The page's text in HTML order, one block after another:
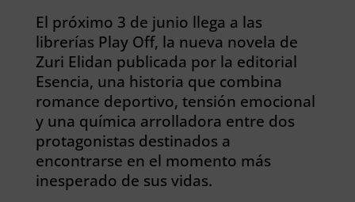
El próximo 3 de junio llega a las
librerías Play Off, la nueva novela de
Zuri Elidan publicada por la editorial
Esencia, una historia que combina
romance deportivo, tensión emocional
y una química arrolladora entre dos
protagonistas destinados a
encontrarse en el momento más
inesperado de sus vidas.